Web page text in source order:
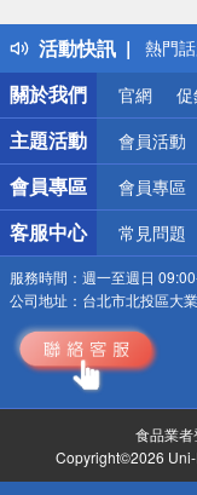
活動快訊
得獎
熱門
銀行
偏遠
詐騙
關於我們
官網
主題活動 會員活動
會員專區 會員專區
客服中心 常見問題
服務時間： 週一至週日
公司地址： 台北市北投區大
食品業
Copyright©2026